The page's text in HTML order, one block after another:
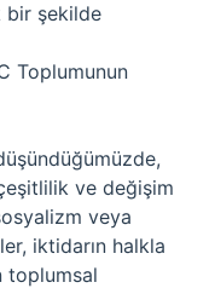
bir şekilde
Toplumunun
ve değişim
veya
iktidarın halkla
toplumsal